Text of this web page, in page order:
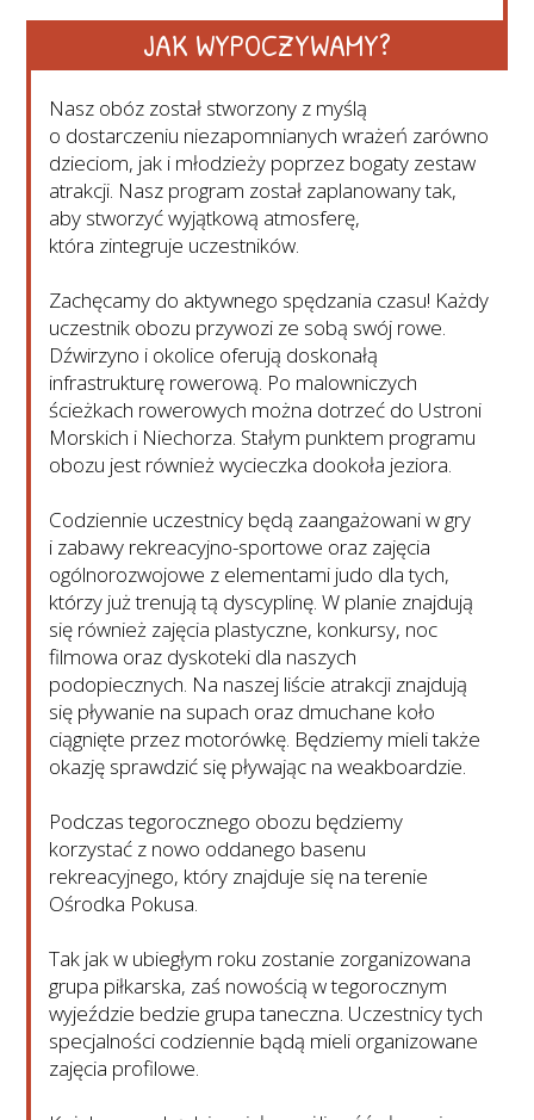
JAK WYPOCZYWAMY?
Nasz obóz został stworzony z myślą
o dostarczeniu niezapomnianych wrażeń zarówno
dzieciom, jak i młodzieży poprzez bogaty zestaw
atrakcji. Nasz program został zaplanowany tak,
aby stworzyć wyjątkową atmosferę,
która zintegruje uczestników.
Zachęcamy do aktywnego spędzania czasu! Każdy
uczestnik obozu przywozi ze sobą swój rowe.
Dźwirzyno i okolice oferują doskonałą
infrastrukturę rowerową. Po malowniczych
ścieżkach rowerowych można dotrzeć do Ustroni
Morskich i Niechorza. Stałym punktem programu
obozu jest również wycieczka dookoła jeziora.
Codziennie uczestnicy będą zaangażowani w gry
i zabawy rekreacyjno-sportowe oraz zajęcia
ogólnorozwojowe z elementami judo dla tych,
którzy już trenują tą dyscyplinę. W planie znajdują
się również zajęcia plastyczne, konkursy, noc
filmowa oraz dyskoteki dla naszych
podopiecznych. Na naszej liście atrakcji znajdują
się pływanie na supach oraz dmuchane koło
ciągnięte przez motorówkę. Będziemy mieli także
okazję sprawdzić się pływając na weakboardzie.
Podczas tegorocznego obozu będziemy
korzystać z nowo oddanego basenu
rekreacyjnego, który znajduje się na terenie
Ośrodka Pokusa.
Tak jak w ubiegłym roku zostanie zorganizowana
grupa piłkarska, zaś nowością w tegorocznym
wyjeździe bedzie grupa taneczna. Uczestnicy tych
specjalności codziennie bądą mieli organizowane
zajęcia profilowe.